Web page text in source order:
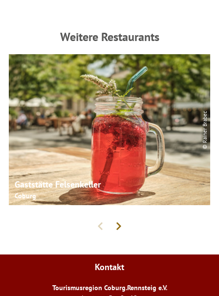
Weitere Restaurants
Gaststätte Felsenkeller
Coburg
© Rainer Brabec
Kontakt
Tourismusregion Coburg.Rennsteig e.V.